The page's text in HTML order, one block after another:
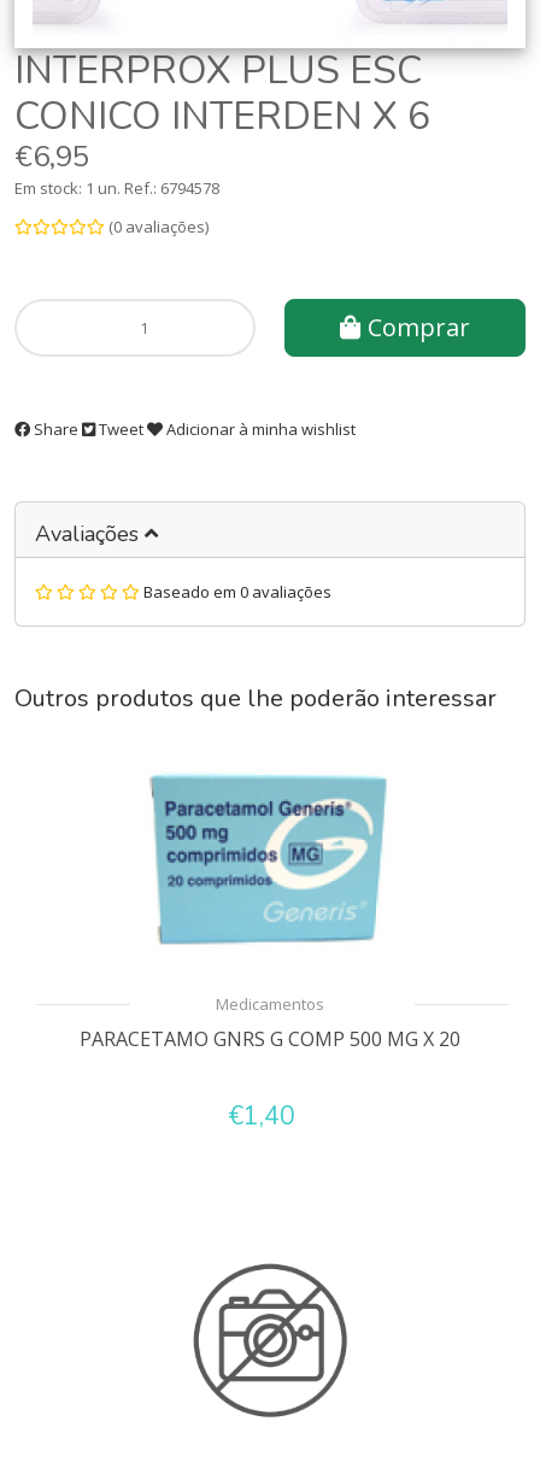
INTERPROX PLUS ESC
CONICO INTERDEN X 6
€6,95
Em stock: 1 un. Ref.: 6794578
(0 avaliações)
Comprar
Share Tweet Adicionar à minha wishlist
Avaliações
Baseado em 0 avaliações
Outros produtos que lhe poderão interessar
Medicamentos
PARACETAMO GNRS G COMP 500 MG X 20
€1,40